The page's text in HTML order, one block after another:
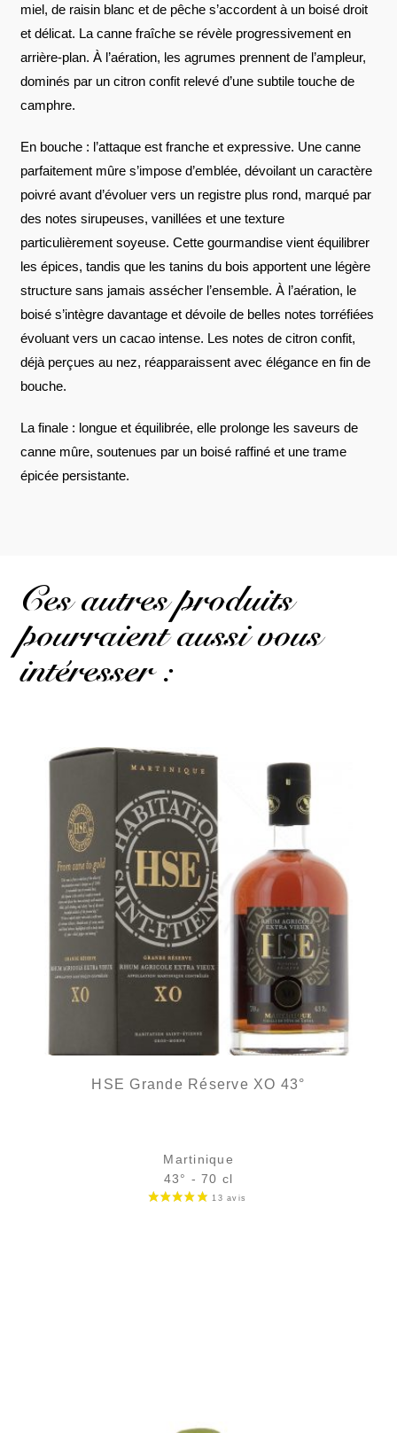
miel, de raisin blanc et de pêche s’accordent à un boisé droit
et délicat. La canne fraîche se révèle progressivement en
arrière-plan. À l’aération, les agrumes prennent de l’ampleur,
dominés par un citron confit relevé d’une subtile touche de
camphre.
En bouche : l’attaque est franche et expressive. Une canne
parfaitement mûre s’impose d’emblée, dévoilant un caractère
poivré avant d’évoluer vers un registre plus rond, marqué par
des notes sirupeuses, vanillées et une texture
particulièrement soyeuse. Cette gourmandise vient équilibrer
les épices, tandis que les tanins du bois apportent une légère
structure sans jamais assécher l’ensemble. À l’aération, le
boisé s’intègre davantage et dévoile de belles notes torréfiées
évoluant vers un cacao intense. Les notes de citron confit,
déjà perçues au nez, réapparaissent avec élégance en fin de
bouche.
La finale : longue et équilibrée, elle prolonge les saveurs de
canne mûre, soutenues par un boisé raffiné et une trame
épicée persistante.
Ces autres produits
pourraient aussi vous
intéresser :
HSE Grande Réserve XO 43°
Martinique
43° - 70 cl